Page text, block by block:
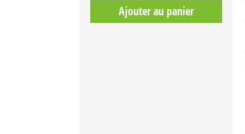
Ajouter au panier